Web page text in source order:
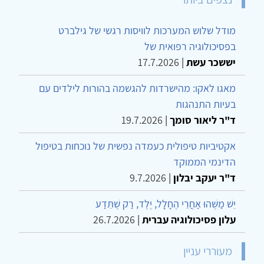
מודל שלוש המערכות לוויסות רגשי של גילברט
בפסיכולוגיה רפואית של
יששכר עשת |
17.7.2026
מאגו לאקו: מהישרדות להגשמה בהורות לילדים עם
בעיות התנהגות
ד"ר ליאור סומך |
19.7.2026
אקטיביות טיפולית כעמדה נפשית של נוכחות בטיפול
הדינמי הממוקד
ד"ר יעקב יבלון |
9.7.2026
יֵשׁ מַשֶּׁהוּ אַחֲרֵי הֶחָלָל, יֶלֶד, רַק שֶׁתֵּדַע
עלון פסיכולוגיה עברית |
26.7.2026
מעוררי עניין